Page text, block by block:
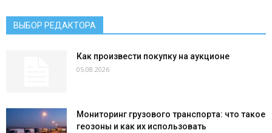
ВЫБОР РЕДАКТОРА
Как произвести покупку на аукционе
05.08.2026
Мониторинг грузового транспорта: что такое
геозоны и как их использовать